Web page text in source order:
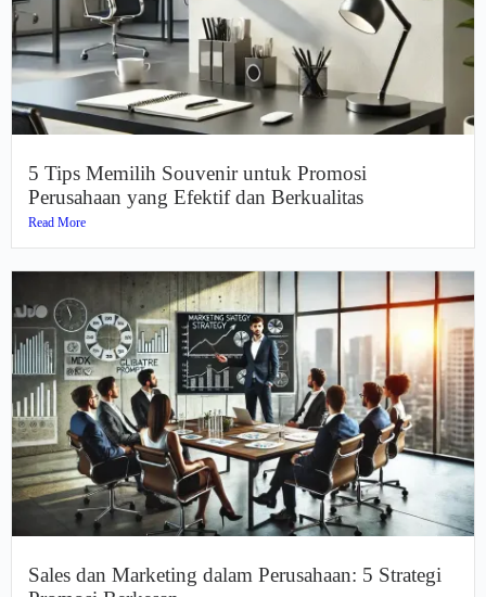
5 Tips Memilih Souvenir untuk Promosi
Perusahaan yang Efektif dan Berkualitas
Read More
Sales dan Marketing dalam Perusahaan: 5 Strategi